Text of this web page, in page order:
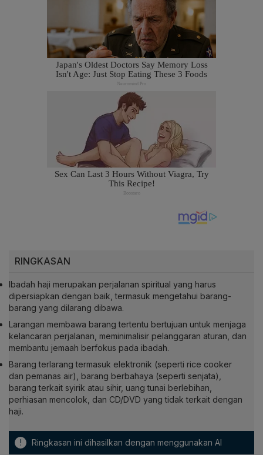
RINGKASAN
Ibadah haji merupakan perjalanan spiritual yang harus
dipersiapkan dengan baik, termasuk mengetahui barang-
barang yang dilarang dibawa.
Larangan membawa barang tertentu bertujuan untuk menjaga
kelancaran perjalanan, meminimalisir pelanggaran aturan, dan
membantu jemaah berfokus pada ibadah.
Barang terlarang termasuk elektronik (seperti rice cooker
dan pemanas air), barang berbahaya (seperti senjata),
barang terkait syirik atau sihir, uang tunai berlebihan,
perhiasan mencolok, dan CD/DVD yang tidak terkait dengan
haji.
! Ringkasan ini dihasilkan dengan menggunakan AI